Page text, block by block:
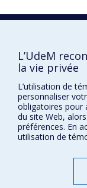
L’UdeM
la vie privée
L’utilisation de
personnaliser
obligatoires pour
du site Web,
préférences. En
utilisation de